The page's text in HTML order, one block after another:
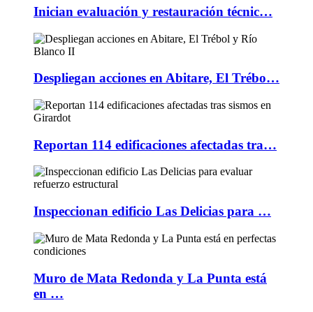
Inician evaluación y restauración técnic…
Despliegan acciones en Abitare, El Trébo…
Reportan 114 edificaciones afectadas tra…
Inspeccionan edificio Las Delicias para …
Muro de Mata Redonda y La Punta está
en …